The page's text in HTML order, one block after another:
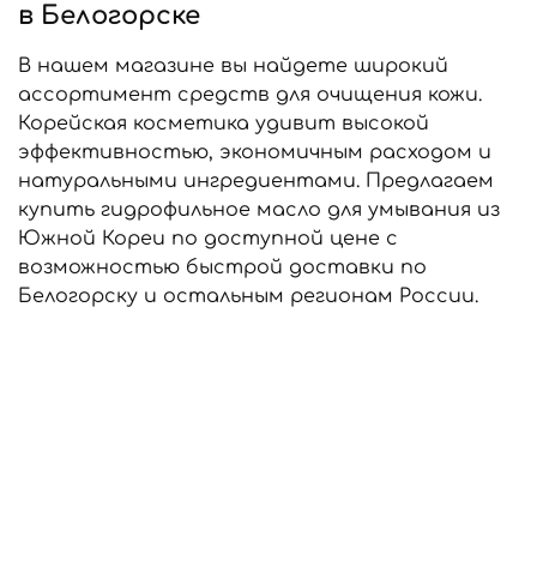
в Белогорске
В нашем магазине вы найдете широкий
ассортимент средств для очищения кожи.
Корейская косметика удивит высокой
эффективностью, экономичным расходом и
натуральными ингредиентами. Предлагаем
купить гидрофильное масло для умывания из
Южной Кореи по доступной цене с
возможностью быстрой доставки по
Белогорску и остальным регионам России.